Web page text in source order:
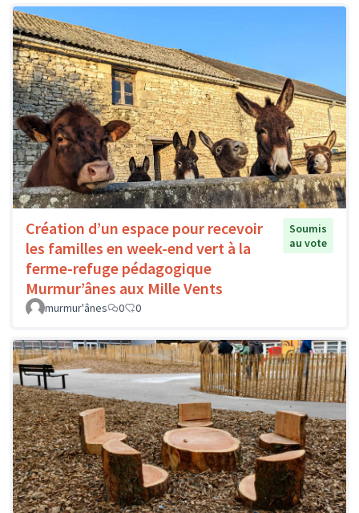
Création d’un espace pour recevoir
les familles en week-end vert à la
ferme-refuge pédagogique
Murmur’ânes aux Mille Vents
Soumis
au vote
murmur'ânes 0 0